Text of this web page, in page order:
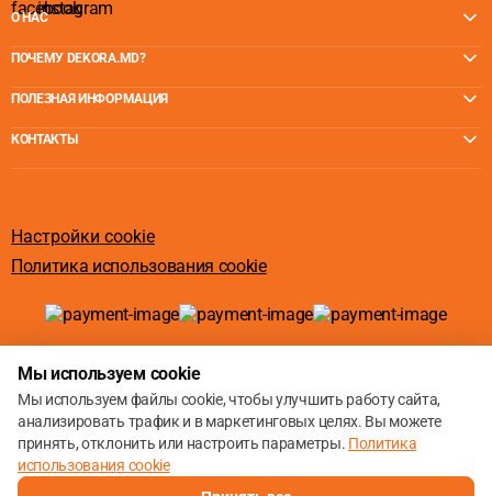
О НАС
ПОЧЕМУ DEKORA.MD?
ПОЛЕЗНАЯ ИНФОРМАЦИЯ
КОНТАКТЫ
Настройки cookie
Политика использования cookie
Мы используем cookie
Мы используем файлы cookie, чтобы улучшить работу сайта,
анализировать трафик и в маркетинговых целях. Вы можете
принять, отклонить или настроить параметры. Политика
использования cookie